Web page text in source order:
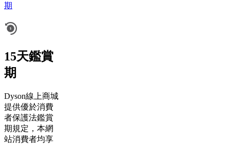
期
15天鑑賞
期
Dyson線上商城
提供優於消費
者保護法鑑賞
期規定，本網
站消費者均享